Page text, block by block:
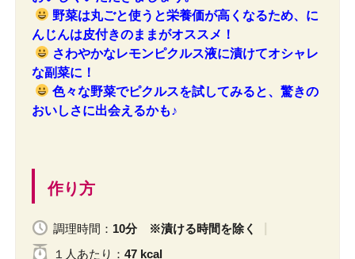
野菜は丸ごと使うと栄養価が高くなるため、に
んじんは皮付きのままがオススメ！
さわやかなレモンピクルス液に漬けてオシャレ
な副菜に！
色々な野菜でピクルスを試してみると、驚きの
おいしさに出会えるかも♪
作り方
調理時間： 10分 ※漬ける時間を除く
１人 あたり ： 47 kcal